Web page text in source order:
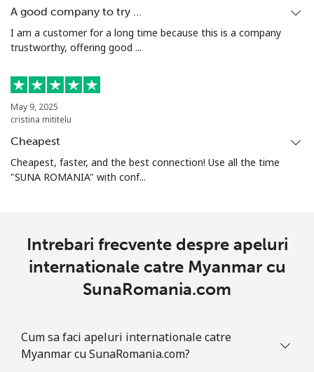
A good company to try …
I am a customer for a long time because this is a company
trustworthy, offering good ...
May 9, 2025
cristina mititelu
Cheapest
Cheapest, faster, and the best connection! Use all the time
"SUNA ROMANIA" with conf...
Intrebari frecvente despre apeluri
internationale catre Myanmar cu
SunaRomania.com
Cum sa faci apeluri internationale catre
Myanmar cu SunaRomania.com?